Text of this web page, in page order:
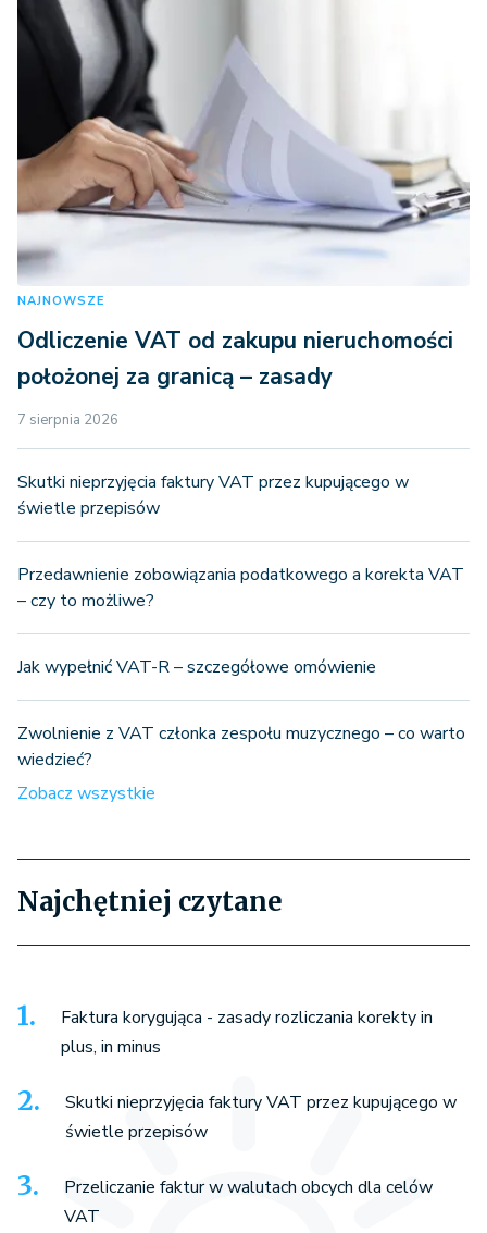
NAJNOWSZE
Odliczenie VAT od zakupu nieruchomości
położonej za granicą – zasady
7 sierpnia 2026
Skutki nieprzyjęcia faktury VAT przez kupującego w
świetle przepisów
Przedawnienie zobowiązania podatkowego a korekta VAT
– czy to możliwe?
Jak wypełnić VAT-R – szczegółowe omówienie
Zwolnienie z VAT członka zespołu muzycznego – co warto
wiedzieć?
Zobacz wszystkie
Najchętniej czytane
Faktura korygująca - zasady rozliczania korekty in
plus, in minus
Skutki nieprzyjęcia faktury VAT przez kupującego w
świetle przepisów
Przeliczanie faktur w walutach obcych dla celów
VAT